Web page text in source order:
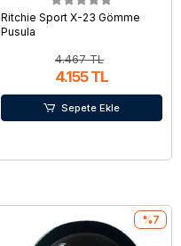
Ritchie Sport X-23 Gömme
Pusula
4.467 TL
4.155 TL
Sepete Ekle
%7